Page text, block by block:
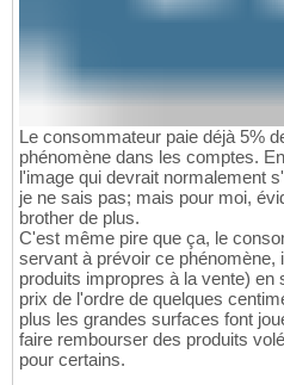
Le consommateur paie déjà 5%
phénomène dans les comptes.
l'image qui devrait normalement
je ne sais pas; mais pour moi,
brother de plus.
C'est même pire que ça, le
servant à prévoir ce phénomène,
produits impropres à la vente)
prix de l'ordre de quelques
plus les grandes surfaces font
faire rembourser des produits
pour certains.